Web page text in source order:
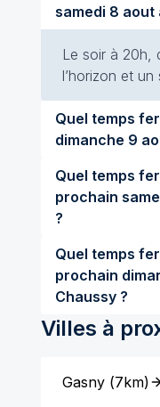
samedi 8
Le soir à 20h,
l’horizon et
Quel temps
Quel temps
prochain samedi 15 aout à Chaussy
?
Quel temps
prochain dimanche 16 aout à
Chaussy ?
Villes à
Gasny(7km)